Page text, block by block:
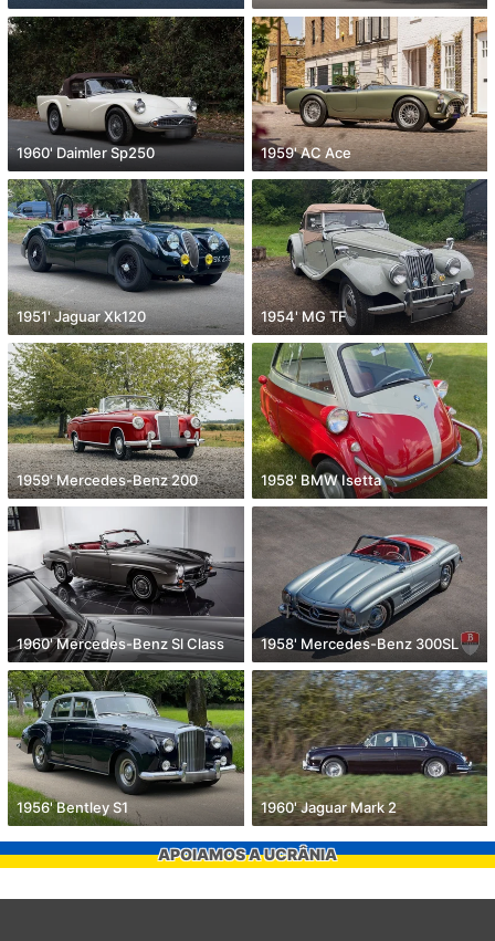
1960' Daimler Sp250 1959' AC Ace
1951' Jaguar Xk120 1954' MG TF
1959' Mercedes-Benz 200 1958' BMW Isetta
1960' Mercedes-Benz Sl Class 1958' Mercedes-Benz 300SL
1956' Bentley S1 1960' Jaguar Mark 2
APOIAMOS A UCRÂNIA